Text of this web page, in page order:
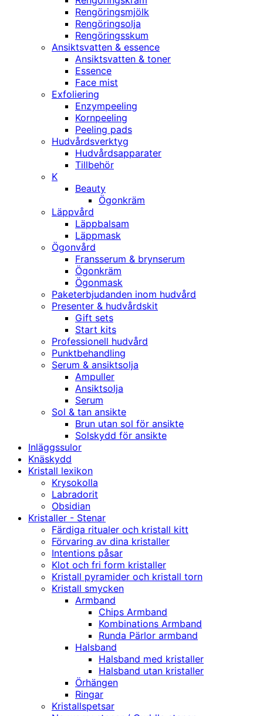
Rengöringsmjölk
Rengöringsolja
Rengöringsskum
Ansiktsvatten & essence
Ansiktsvatten & toner
Essence
Face mist
Exfoliering
Enzympeeling
Kornpeeling
Peeling pads
Hudvårdsverktyg
Hudvårdsapparater
Tillbehör
K
Beauty
Ögonkräm
Läppvård
Läppbalsam
Läppmask
Ögonvård
Fransserum & brynserum
Ögonkräm
Ögonmask
Paketerbjudanden inom hudvård
Presenter & hudvårdskit
Gift sets
Start kits
Professionell hudvård
Punktbehandling
Serum & ansiktsolja
Ampuller
Ansiktsolja
Serum
Sol & tan ansikte
Brun utan sol för ansikte
Solskydd för ansikte
Inläggssulor
Knäskydd
Kristall lexikon
Krysokolla
Labradorit
Obsidian
Kristaller - Stenar
Färdiga ritualer och kristall kitt
Förvaring av dina kristaller
Intentions påsar
Klot och fri form kristaller
Kristall pyramider och kristall torn
Kristall smycken
Armband
Chips Armband
Kombinations Armband
Runda Pärlor armband
Halsband
Halsband med kristaller
Halsband utan kristaller
Örhängen
Ringar
Kristallspetsar